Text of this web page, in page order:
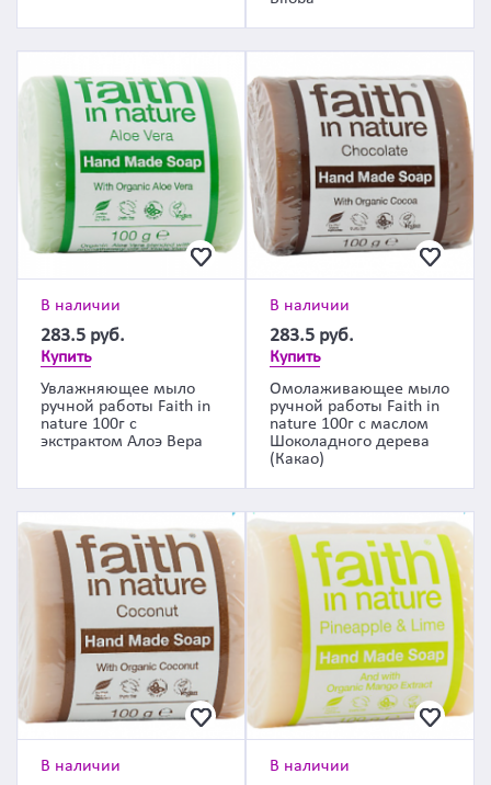
В наличии
283.5 руб.
Купить
Увлажняющее мыло
ручной работы Faith in
nature 100г с
экстрактом Алоэ Вера
В наличии
283.5 руб.
Купить
Омолаживающее мыло
ручной работы Faith in
nature 100г с маслом
Шоколадного дерева
(Какао)
В наличии В наличии